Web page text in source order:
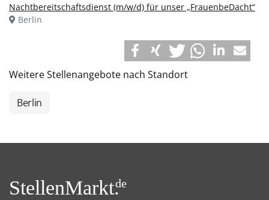
Nachtbereitschaftsdienst (m/w/d) für unser „FrauenbeDacht“
Berlin
Weitere Stellenangebote nach Standort
Berlin
StellenMarkt.de